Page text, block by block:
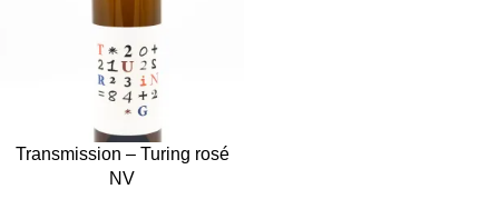
Transmission – Turing rosé
NV